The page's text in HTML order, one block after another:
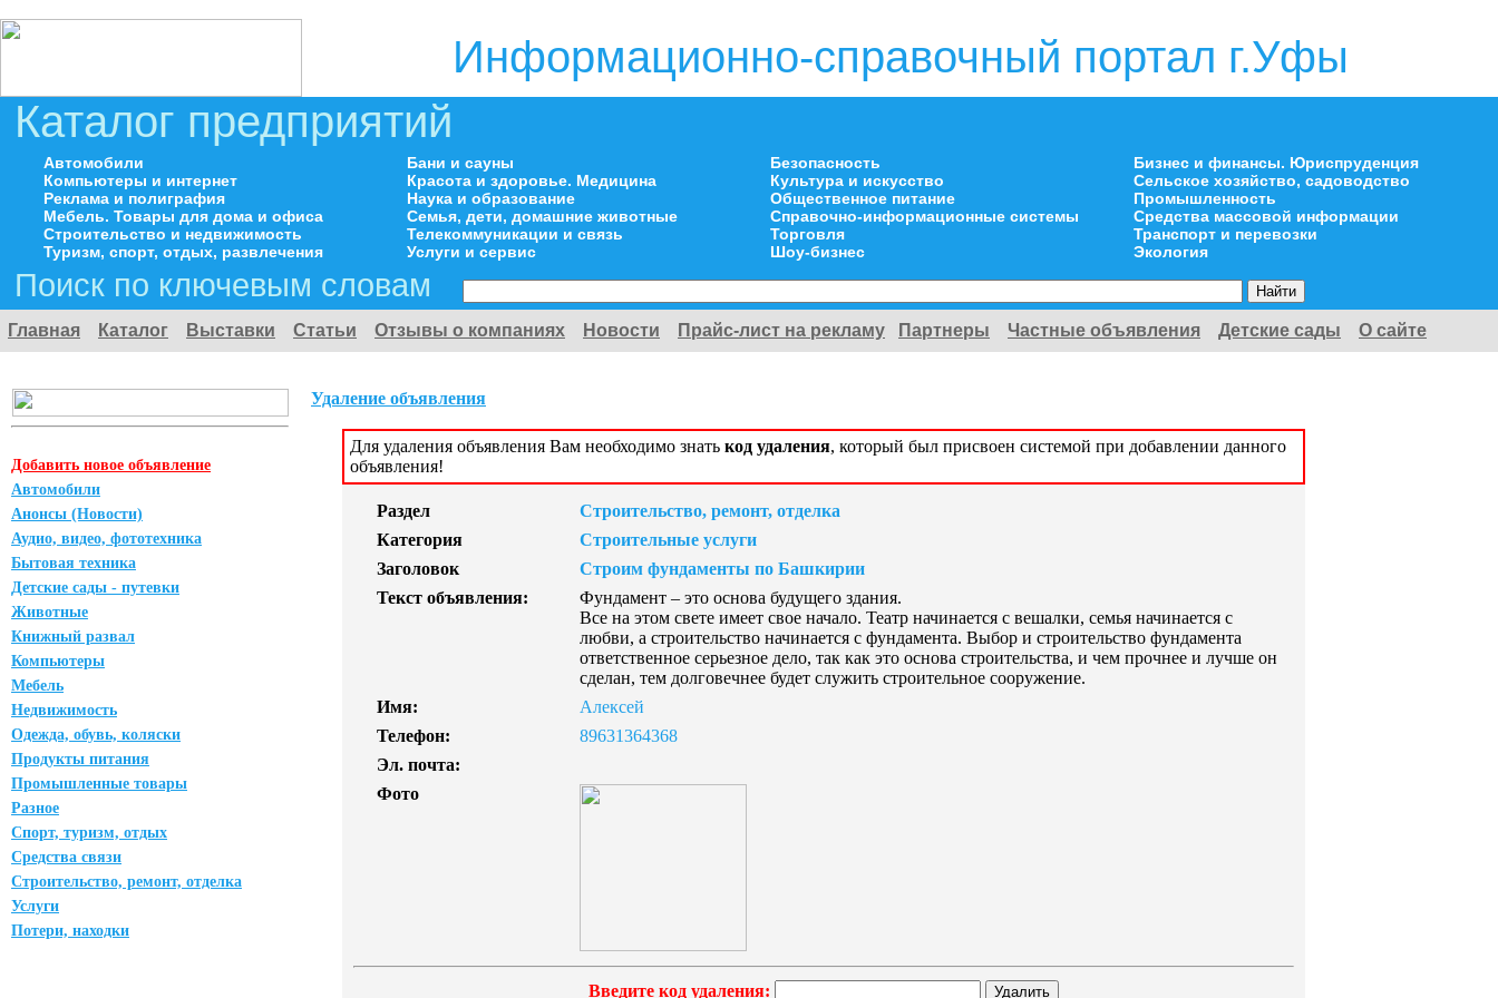
Информационно-справочный портал г.Уфы
Каталог предприятий
Автомобили
Компьютеры и интернет
Реклама и полиграфия
Мебель. Товары для дома и офиса
Строительство и недвижимость
Туризм, спорт, отдых, развлечения
Бани и сауны
Красота и здоровье. Медицина
Наука и образование
Семья, дети, домашние животные
Телекоммуникации и связь
Услуги и сервис
Безопасность
Культура и искусство
Общественное питание
Справочно-информационные системы
Торговля
Шоу-бизнес
Бизнес и финансы. Юриспруденция
Сельское хозяйство, садоводство
Промышленность
Средства массовой информации
Транспорт и перевозки
Экология
Поиск по ключевым словам
Главная Каталог Выставки Статьи Отзывы о компаниях Новости Прайс-лист на рекламу Партнеры Частные объявления Детские сады О сайте
Добавить новое объявление
Автомобили
Анонсы (Новости)
Аудио, видео, фототехника
Бытовая техника
Детские сады - путевки
Животные
Книжный развал
Компьютеры
Мебель
Недвижимость
Одежда, обувь, коляски
Продукты питания
Промышленные товары
Разное
Спорт, туризм, отдых
Средства связи
Строительство, ремонт, отделка
Услуги
Потери, находки
Удаление объявления
Для удаления объявления Вам необходимо знать код удаления, который был присвоен системой при добавлении данного
объявления!
Раздел
Строительство, ремонт, отделка
Категория
Строительные услуги
Заголовок
Строим фундаменты по Башкирии
Текст объявления:
Фундамент – это основа будущего здания.
Все на этом свете имеет свое начало. Театр начинается с вешалки, семья начинается с
любви, а строительство начинается с фундамента. Выбор и строительство фундамента
ответственное серьезное дело, так как это основа строительства, и чем прочнее и лучше он
сделан, тем долговечнее будет служить строительное сооружение.
Имя:
Алексей
Телефон:
89631364368
Эл. почта:
Фото
Введите код удаления: